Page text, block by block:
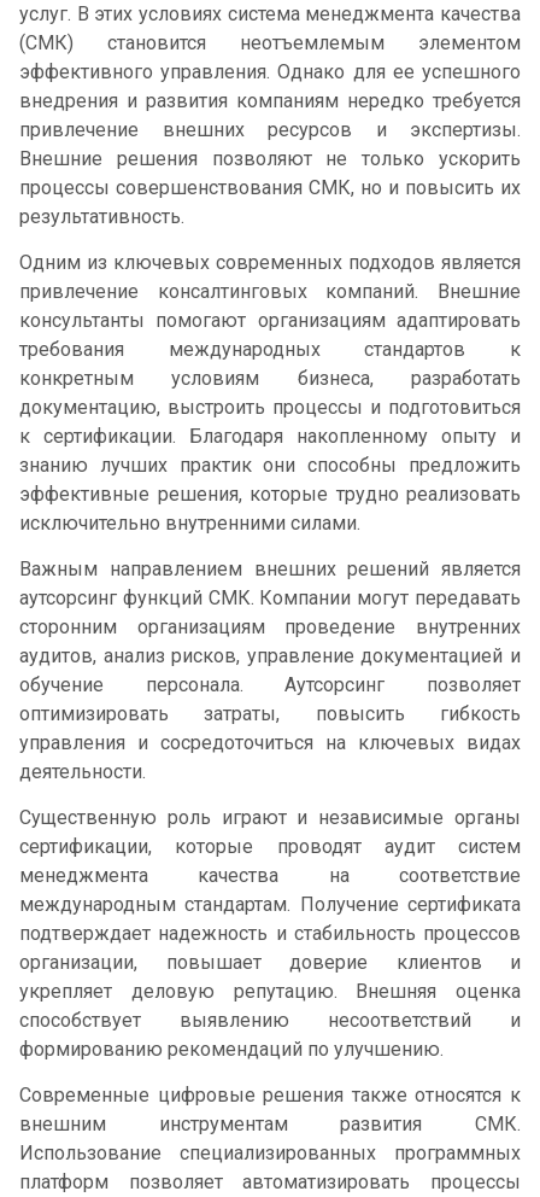
услуг. В этих условиях система менеджмента качества
(СМК) становится неотъемлемым элементом
эффективного управления. Однако для ее успешного
внедрения и развития компаниям нередко требуется
привлечение внешних ресурсов и экспертизы.
Внешние решения позволяют не только ускорить
процессы совершенствования СМК, но и повысить их
результативность.
Одним из ключевых современных подходов является
привлечение консалтинговых компаний. Внешние
консультанты помогают организациям адаптировать
требования международных стандартов к
конкретным условиям бизнеса, разработать
документацию, выстроить процессы и подготовиться
к сертификации. Благодаря накопленному опыту и
знанию лучших практик они способны предложить
эффективные решения, которые трудно реализовать
исключительно внутренними силами.
Важным направлением внешних решений является
аутсорсинг функций СМК. Компании могут передавать
сторонним организациям проведение внутренних
аудитов, анализ рисков, управление документацией и
обучение персонала. Аутсорсинг позволяет
оптимизировать затраты, повысить гибкость
управления и сосредоточиться на ключевых видах
деятельности.
Существенную роль играют и независимые органы
сертификации, которые проводят аудит систем
менеджмента качества на соответствие
международным стандартам. Получение сертификата
подтверждает надежность и стабильность процессов
организации, повышает доверие клиентов и
укрепляет деловую репутацию. Внешняя оценка
способствует выявлению несоответствий и
формированию рекомендаций по улучшению.
Современные цифровые решения также относятся к
внешним инструментам развития СМК.
Использование специализированных программных
платформ позволяет автоматизировать процессы